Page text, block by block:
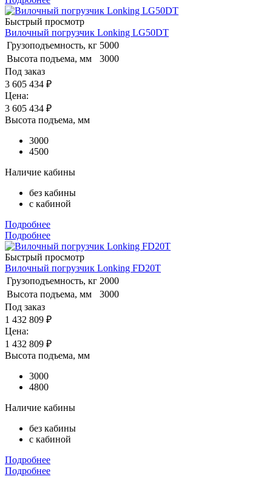
Быстрый просмотр
Вилочный погрузчик Lonking LG50DT
Грузоподъемность, кг 5000
Высота подъема, мм
3000
Под заказ
3 605 434 ₽
Цена:
3 605 434 ₽
Высота подъема, мм
3000
4500
Наличие кабины
без кабины
с кабиной
Подробнее
Подробнее
Быстрый просмотр
Вилочный погрузчик Lonking FD20T
Грузоподъемность, кг 2000
Высота подъема, мм
3000
Под заказ
1 432 809 ₽
Цена:
1 432 809 ₽
Высота подъема, мм
3000
4800
Наличие кабины
без кабины
с кабиной
Подробнее
Подробнее